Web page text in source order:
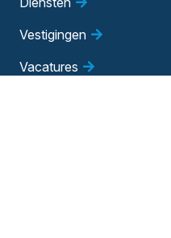
Vestigingen
Vacatures